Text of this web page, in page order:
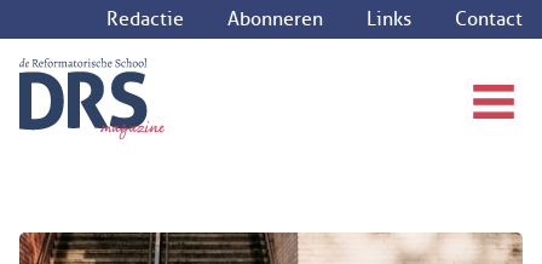
Redactie Abonneren Links Contact